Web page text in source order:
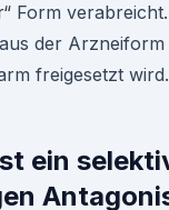
Form
der Arzneiform
freigesetzt wird.
ein